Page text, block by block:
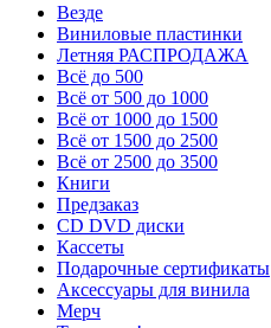
Везде
Виниловые пластинки
Летняя РАСПРОДАЖА
Всё до 500
Всё от 500 до 1000
Всё от 1000 до 1500
Всё от 1500 до 2500
Всё от 2500 до 3500
Книги
Предзаказ
CD DVD диски
Кассеты
Подарочные сертификаты
Аксессуары для винила
Мерч